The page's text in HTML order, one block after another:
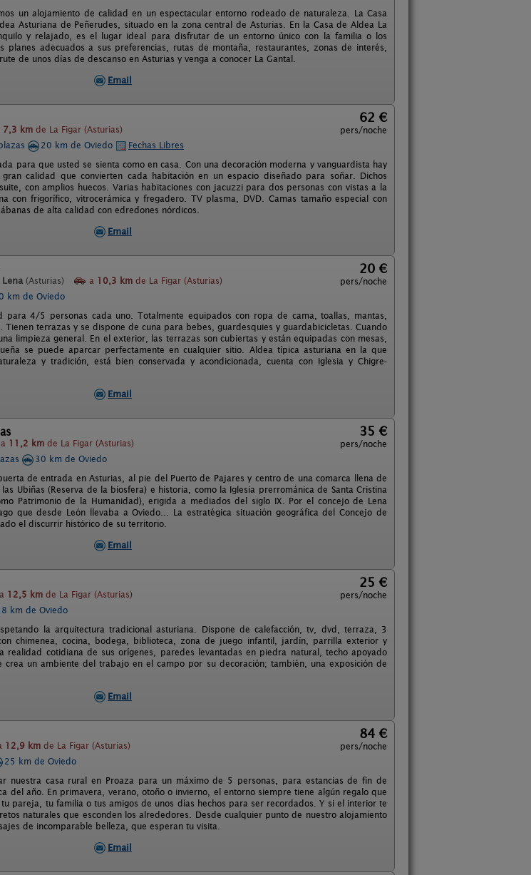
un alojamiento de calidad en un espectacular entorno rodeado de naturaleza. La Casa
Asturiana de Peñerudes, situado en la zona central de Asturias. En la Casa de Aldea La
y relajado, es el lugar ideal para disfrutar de un entorno único con la familia o los
planes adecuados a sus preferencias, rutas de montaña, restaurantes, zonas de interés,
de unos días de descanso en Asturias y venga a conocer La Gantal.
Email
7,3 km de La Figar (Asturias)
62 €
pers/noche
20 km de Oviedo
Fechas Libres
para que usted se sienta como en casa. Con una decoración moderna y vanguardista hay
calidad que convierten cada habitación en un espacio diseñado para soñar. Dichos
con amplios huecos. Varias habitaciones con jacuzzi para dos personas con vistas a la
con frigorífico, vitrocerámica y fregadero. TV plasma, DVD. Camas tamaño especial con
de alta calidad con edredones nórdicos.
Email
(Asturias) a 10,3 km de La Figar (Asturias)
20 €
pers/noche
km de Oviedo
para 4/5 personas cada uno. Totalmente equipados con ropa de cama, toallas, mantas,
terrazas y se dispone de cuna para bebes, guardesquies y guardabicicletas. Cuando
limpieza general. En el exterior, las terrazas son cubiertas y están equipadas con mesas,
se puede aparcar perfectamente en cualquier sitio. Aldea típica asturiana en la que
y tradición, está bien conservada y acondicionada, cuenta con Iglesia y Chigre-
Email
a 11,2 km de La Figar (Asturias)
35 €
pers/noche
30 km de Oviedo
de entrada en Asturias, al pie del Puerto de Pajares y centro de una comarca llena de
Ubiñas (Reserva de la biosfera) e historia, como la Iglesia prerrománica de Santa Cristina
Patrimonio de la Humanidad), erigida a mediados del siglo IX. Por el concejo de Lena
que desde León llevaba a Oviedo... La estratégica situación geográfica del Concejo de
el discurrir histórico de su territorio.
Email
a 12,5 km de La Figar (Asturias)
25 €
pers/noche
8 km de Oviedo
la arquitectura tradicional asturiana. Dispone de calefacción, tv, dvd, terraza, 3
chimenea, cocina, bodega, biblioteca, zona de juego infantil, jardín, parrilla exterior y
realidad cotidiana de sus orígenes, paredes levantadas en piedra natural, techo apoyado
crea un ambiente del trabajo en el campo por su decoración; también, una exposición de
Email
12,9 km de La Figar (Asturias)
84 €
pers/noche
25 km de Oviedo
nuestra casa rural en Proaza para un máximo de 5 personas, para estancias de fin de
del año. En primavera, verano, otoño o invierno, el entorno siempre tiene algún regalo que
pareja, tu familia o tus amigos de unos días hechos para ser recordados. Y si el interior te
naturales que esconden los alrededores. Desde cualquier punto de nuestro alojamiento
de incomparable belleza, que esperan tu visita.
Email